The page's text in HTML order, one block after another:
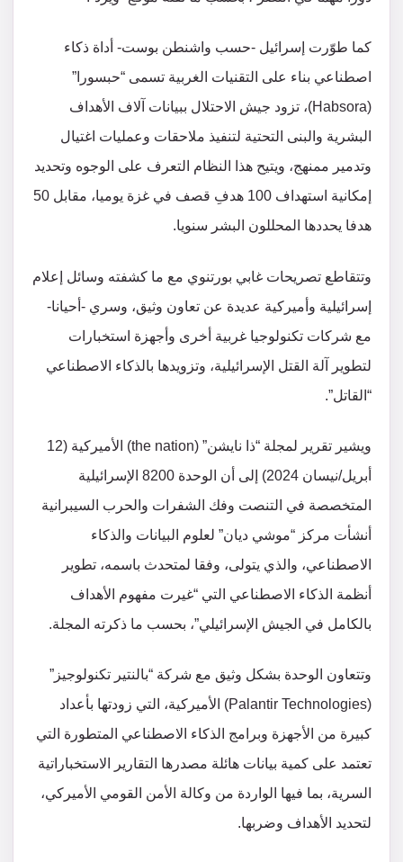
كما طوّرت إسرائيل -حسب واشنطن بوست- أداة ذكاء
اصطناعي بناء على التقنيات الغربية تسمى “حبسورا”
(Habsora)، تزود جيش الاحتلال ببيانات آلاف الأهداف
البشرية والبنى التحتية لتنفيذ ملاحقات وعمليات اغتيال
وتدمير ممنهج، ويتيح هذا النظام التعرف على الوجوه وتحديد
إمكانية استهداف 100 هدفِ قصف في غزة يوميا، مقابل 50
هدفا يحددها المحللون البشر سنويا.
وتتقاطع تصريحات غابي بورتنوي مع ما كشفته وسائل إعلام
إسرائيلية وأميركية عديدة عن تعاون وثيق، وسري -أحيانا-
مع شركات تكنولوجيا غربية أخرى وأجهزة استخبارات
لتطوير آلة القتل الإسرائيلية، وتزويدها بالذكاء الاصطناعي
“القاتل”.
ويشير تقرير لمجلة “ذا نايشن” (the nation) الأميركية (12
أبريل/نيسان 2024) إلى أن الوحدة 8200 الإسرائيلية
المتخصصة في التنصت وفك الشفرات والحرب السيبرانية
أنشأت مركز “موشي ديان” لعلوم البيانات والذكاء
الاصطناعي، والذي يتولى، وفقا لمتحدث باسمه، تطوير
أنظمة الذكاء الاصطناعي التي “غيرت مفهوم الأهداف
بالكامل في الجيش الإسرائيلي”، بحسب ما ذكرته المجلة.
وتتعاون الوحدة بشكل وثيق مع شركة “بالنتير تكنولوجيز”
(Palantir Technologies) الأميركية، التي زودتها بأعداد
كبيرة من الأجهزة وبرامج الذكاء الاصطناعي المتطورة التي
تعتمد على كمية بيانات هائلة مصدرها التقارير الاستخباراتية
السرية، بما فيها الواردة من وكالة الأمن القومي الأميركي،
لتحديد الأهداف وضربها.